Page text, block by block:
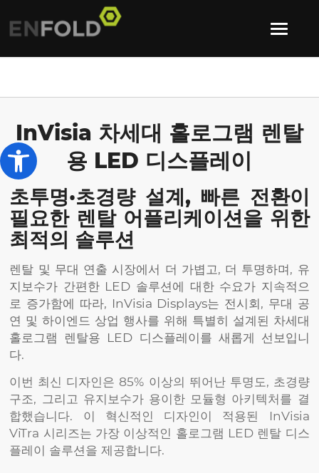
InVisia 차세대 홀로그램 렌탈
용 LED 디스플레이
초투명·초경량 설계, 빠른 전환이
필요한 렌탈 어플리케이션을 위한
최적의 솔루션
렌탈 및 무대 연출 시장에서 더 가볍고, 더 투명하며, 유
지보수가 간편한 LED 솔루션에 대한 수요가 지속적으
로 증가함에 따라, InVisia Displays는 전시회, 무대 공
연 및 하이엔드 상업 행사를 위해 특별히 설계된 차세대
홀로그램 렌탈용 LED 디스플레이를 새롭게 선보입니
다.
이번 최신 디자인은 85% 이상의 뛰어난 투명도, 초경량
구조, 그리고 유지보수가 용이한 모듈형 아키텍처를 결
합했습니다. 이 혁신적인 디자인이 적용된 InVisia
ViTra 시리즈는 가장 이상적인 홀로그램 LED 렌탈 디스
플레이 솔루션을 제공합니다.
Open toolbar